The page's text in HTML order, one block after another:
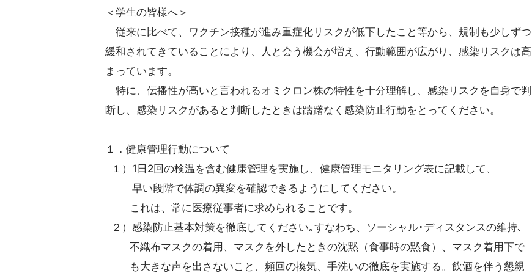
＜学生の皆様へ＞
従来に比べて、ワクチン接種が進み重症化リスクが低下したこと等から、規制も少しずつ
緩和されてきていることにより、人と会う機会が増え、行動範囲が広がり、感染リスクは高
まっています。
特に、伝播性が高いと言われるオミクロン株の特性を十分理解し、感染リスクを自身で判
断し、感染リスクがあると判断したときは躊躇なく感染防止行動をとってください。
１．健康管理行動について
１）1日2回の検温を含む健康管理を実施し、健康管理モニタリング表に記載して、
早い段階で体調の異変を確認できるようにしてください。
これは、常に医療従事者に求められることです。
２）感染防止基本対策を徹底してください｡すなわち、ソーシャル･ディスタンスの維持､
不織布マスクの着用、マスクを外したときの沈黙（食事時の黙食）、マスク着用下で
も大きな声を出さないこと、頻回の換気、手洗いの徹底を実施する。飲酒を伴う懇親